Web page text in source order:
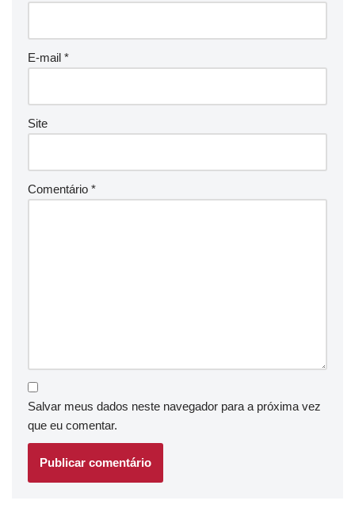
E-mail *
Site
Comentário *
Salvar meus dados neste navegador para a próxima vez
que eu comentar.